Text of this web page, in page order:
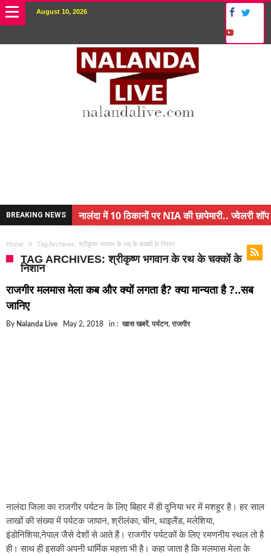
August 10, 2026
BREAKING NEWS
नालंदा में 10 ठिकानों पर NIA की छापेमारी.. ज्वेलरी शॉप
अंचल पदाधिकारी (CO) बर्खास्त.. फर्जीवाड़ा कर पाई थी
बिहार में एक और सिक्स लेन की मंजूरी.. जानिए किन-किन
क्रिकेटर ईशान किशन की शादी फिक्स, गर्लफ्रेंड से होगी
Home Tag Archives: श्रीकृष्ण भगवान के रथ के चक्कों के निशान
TAG ARCHIVES: श्रीकृष्ण भगवान के रथ के चक्कों के
निशान
राजगीर मलमास मेला कब और क्यों लगता है? क्या मान्यता है ?..सब
जानिए
By Nalanda Live May 2, 2018 in : खास खबरें, पर्यटन, राजगीर
नालंदा जिला का राजगीर पर्यटन के लिए बिहार में ही दुनिया भर में मशहूर है। हर साल
लाखों की संख्या में पर्यटक जापान, श्रीलंका, चीन, थाइलैंड, मलेशिया,
इंडोनिशिया,नेपाल जैसे देशों से आते हैं। राजगीर पर्यटकों के लिए रमणनीय स्थल तो है
ही। साथ ही इसकी अपनी धार्मिक महत्ता भी है। कहा जाता है कि मलमास मेला के